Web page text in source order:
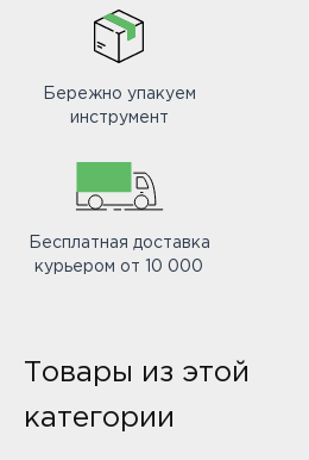
Бережно упакуем
инструмент
Бесплатная доставка
курьером от 10 000
Товары из этой
категории